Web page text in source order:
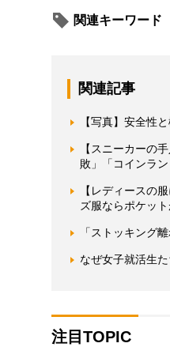
関連キーワード
関連記事
【写真】安全性
【スニーカーの
敗」「コインラ
【レディースの
ズ服ならポケッ
「ストッキング
なぜ女子就活生
注目TOPIC